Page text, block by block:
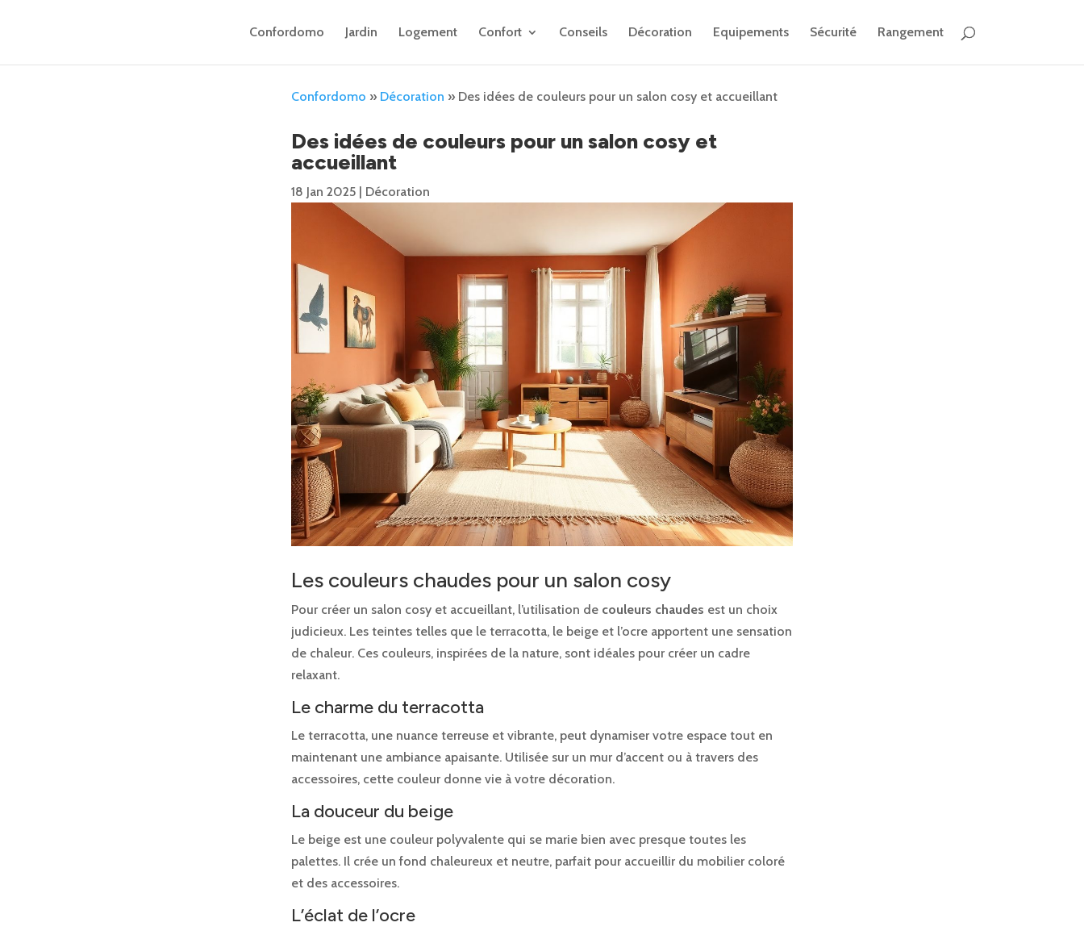
Confordomo Jardin Logement Confort Conseils Décoration Equipements Sécurité Rangement
Confordomo » Décoration » Des idées de couleurs pour un salon cosy et accueillant
Des idées de couleurs pour un salon cosy et
accueillant
18 Jan 2025 Décoration
Les couleurs chaudes pour un salon cosy
Pour créer un salon cosy et accueillant, l’utilisation de couleurs chaudes est un choix
judicieux. Les teintes telles que le terracotta, le beige et l’ocre apportent une sensation
de chaleur. Ces couleurs, inspirées de la nature, sont idéales pour créer un cadre
relaxant.
Le charme du terracotta
Le terracotta, une nuance terreuse et vibrante, peut dynamiser votre espace tout en
maintenant une ambiance apaisante. Utilisée sur un mur d’accent ou à travers des
accessoires, cette couleur donne vie à votre décoration.
La douceur du beige
Le beige est une couleur polyvalente qui se marie bien avec presque toutes les
palettes. Il crée un fond chaleureux et neutre, parfait pour accueillir du mobilier coloré
et des accessoires.
L’éclat de l’ocre